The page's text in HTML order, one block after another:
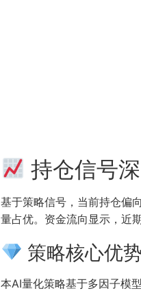
持仓信号
基于策略信号，当前持仓偏
量占优。资金流向显示，近
策略核心优势
本AI量化策略基于多因子模